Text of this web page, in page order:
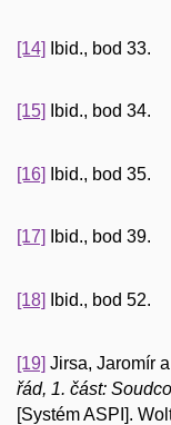
[14] Ibid., bod 33.
[15] Ibid., bod 34.
[16] Ibid., bod 35.
[17] Ibid., bod 39.
[18] Ibid., bod 52.
[19] Jirsa, Jaromír
řád, 1. část:
[Systém ASPI].